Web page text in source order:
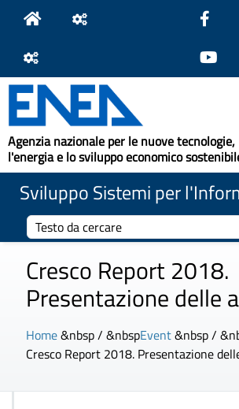
Agenzia nazionale per le nuove tecnologie,
l'energia e lo sviluppo economico
Sviluppo Sistemi per
Cresco Report 2018.
Presentazione delle
Home&nbsp / &nbspEvent&nbsp /
Cresco Report 2018. Presentazione